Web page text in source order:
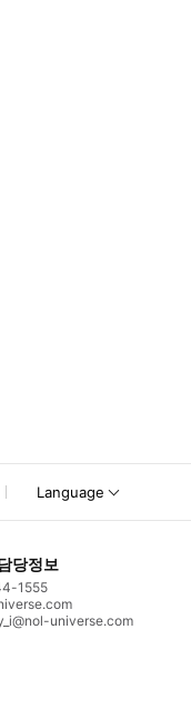
휴관합니다. 운영
Language
당정보
1555
universe.com